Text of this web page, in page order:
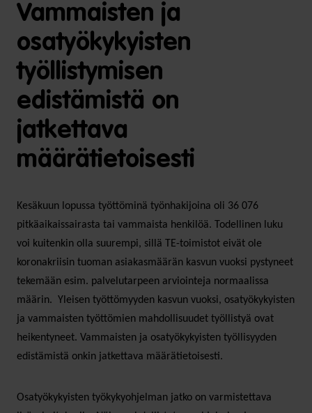
Vammaisten ja
osatyökykyisten
työllistymisen
edistämistä on
jatkettava
määrätietoisesti
Kesäkuun lopussa työttöminä työnhakijoina oli 36 076
pitkäaikaissairasta tai vammaista henkilöä. Todellinen luku
voi kuitenkin olla suurempi, sillä TE-toimistot eivät ole
koronakriisin tuoman asiakasmäärän kasvun vuoksi pystyneet
tekemään esim. palvelutarpeen arviointeja normaalissa
määrin. Yleisen työttömyyden kasvun vuoksi, osatyökykyisten
ja vammaisten työttömien mahdollisuudet työllistyä ovat
heikentyneet. Vammaisten ja osatyökykyisten työllisyyden
edistämistä onkin jatkettava määrätietoisesti.
Osatyökykyisten työkykyohjelman jatko on varmistettava